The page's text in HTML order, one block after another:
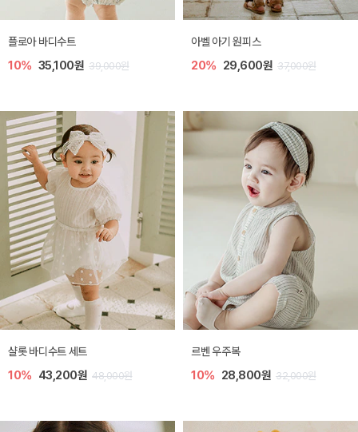
플로아 바디수트
10% 35,100원 39,000원
아벨 아기 원피스
20% 29,600원 37,000원
샬롯 바디수트 세트
10% 43,200원 48,000원
르벤 우주복
10% 28,800원 32,000원